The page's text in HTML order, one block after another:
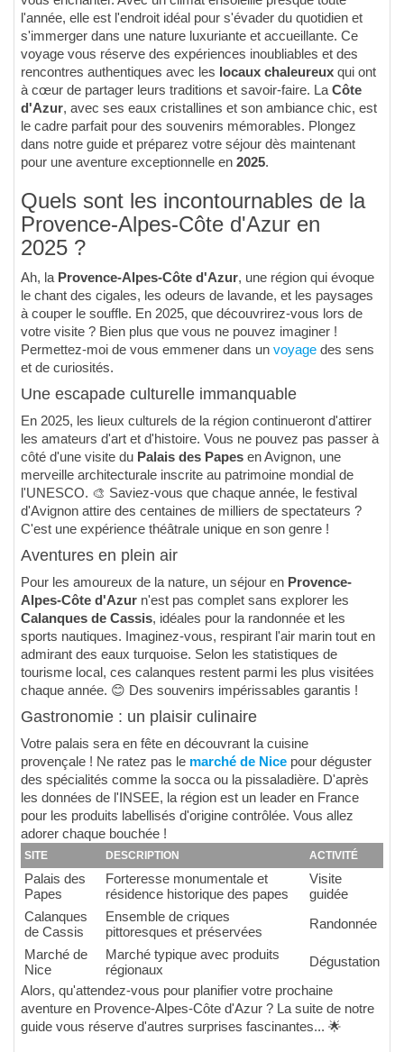
l'année, elle est l'endroit idéal pour s'évader du quotidien et
s'immerger dans une nature luxuriante et accueillante. Ce
voyage vous réserve des expériences inoubliables et des
rencontres authentiques avec les locaux chaleureux qui ont
à cœur de partager leurs traditions et savoir-faire. LaCôte
d'Azur, avec ses eaux cristallines et son ambiance chic, est
le cadre parfait pour des souvenirs mémorables. Plongez
dans notre guide et préparez votre séjour dès maintenant
pour une aventure exceptionnelle en 2025.
Quels sont les incontournables de la
Provence-Alpes-Côte d'Azur en
2025 ?
Ah, la Provence-Alpes-Côte d'Azur, une région qui évoque
le chant des cigales, les odeurs de lavande, et les paysages
à couper le souffle. En 2025, que découvrirez-vous lors de
votre visite ? Bien plus que vous ne pouvez imaginer !
Permettez-moi de vous emmener dans un voyage des sens
et de curiosités.
Une escapade culturelle immanquable
En 2025, les lieux culturels de la région continueront d'attirer
les amateurs d'art et d'histoire. Vous ne pouvez pas passer à
côté d'une visite du Palais des Papes en Avignon, une
merveille architecturale inscrite au patrimoine mondial de
l'UNESCO. 🎨 Saviez-vous que chaque année, le festival
d'Avignon attire des centaines de milliers de spectateurs ?
C'est une expérience théâtrale unique en son genre !
Aventures en plein air
Pour les amoureux de la nature, un séjour en Provence-
Alpes-Côte d'Azur n'est pas complet sans explorer les
Calanques de Cassis, idéales pour la randonnée et les
sports nautiques. Imaginez-vous, respirant l'air marin tout en
admirant des eaux turquoise. Selon les statistiques de
tourisme local, ces calanques restent parmi les plus visitées
chaque année. 😊 Des souvenirs impérissables garantis !
Gastronomie : un plaisir culinaire
Votre palais sera en fête en découvrant la cuisine
provençale ! Ne ratez pas le marché de Nice pour déguster
des spécialités comme la socca ou la pissaladière. D'après
les données de l'INSEE, la région est un leader en France
pour les produits labellisés d'origine contrôlée. Vous allez
adorer chaque bouchée !
SITE DESCRIPTION ACTIVITÉ
Palais des
Papes
Forteresse monumentale et
résidence historique des papes
Visite
guidée
Calanques
de Cassis
Ensemble de criques
pittoresques et préservées
Randonnée
Marché de
Nice
Marché typique avec produits
régionaux
Dégustation
Alors, qu'attendez-vous pour planifier votre prochaine
aventure en Provence-Alpes-Côte d'Azur ? La suite de notre
guide vous réserve d'autres surprises fascinantes... 🌟